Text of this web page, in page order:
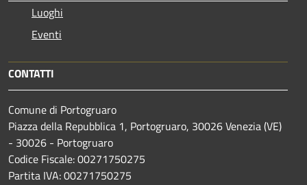
Luoghi
Eventi
CONTATTI
Comune di Portogruaro
Piazza della Repubblica 1, Portogruaro, 30026 Venezia (VE)
- 30026 - Portogruaro
Codice Fiscale: 00271750275
Partita IVA: 00271750275